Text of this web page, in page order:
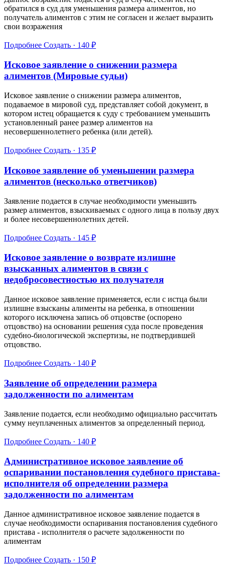
обратился в суд для уменьшения размера алиментов, но
получатель алиментов с этим не согласен и желает выразить
свои возражения
Подробнее Создать · 140 ₽
Исковое заявление о снижении размера
алиментов (Мировые судьи)
Исковое заявление о снижении размера алиментов,
подаваемое в мировой суд, представляет собой документ, в
котором истец обращается к суду с требованием уменьшить
установленный ранее размер алиментов на
несовершеннолетнего ребенка (или детей).
Подробнее Создать · 135 ₽
Исковое заявление об уменьшении размера
алиментов (несколько ответчиков)
Заявление подается в случае необходимости уменьшить
размер алиментов, взыскиваемых с одного лица в пользу двух
и более несовершеннолетних детей.
Подробнее Создать · 145 ₽
Исковое заявление о возврате излишне
взысканных алиментов в связи с
недобросовестностью их получателя
Данное исковое заявление применяется, если с истца были
излишне взысканы алименты на ребенка, в отношении
которого исключена запись об отцовстве (оспорено
отцовство) на основании решения суда после проведения
судебно-биологической экспертизы, не подтвердившей
отцовство.
Подробнее Создать · 140 ₽
Заявление об определении размера
задолженности по алиментам
Заявление подается, если необходимо официально рассчитать
сумму неуплаченных алиментов за определенный период.
Подробнее Создать · 140 ₽
Административное исковое заявление об
оспаривании постановления судебного пристава-
исполнителя об определении размера
задолженности по алиментам
Данное административное исковое заявление подается в
случае необходимости оспаривания постановления судебного
пристава - исполнителя о расчете задолженности по
алиментам
Подробнее Создать · 150 ₽